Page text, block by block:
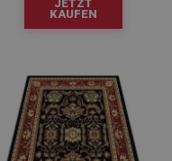
JETZT
KAUFEN